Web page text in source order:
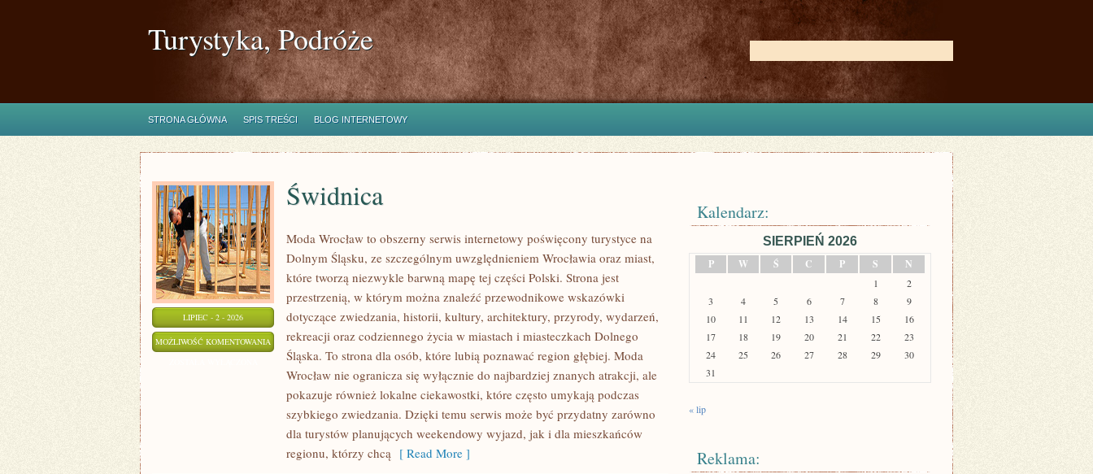
Turystyka, Podróże
STRONA GŁÓWNA SPIS TREŚCI BLOG INTERNETOWY
LIPIEC - 2 - 2026
MOŻLIWOŚĆ KOMENTOWANIA ŚWIDNICA
Świdnica
Moda Wrocław to obszerny serwis internetowy poświęcony turystyce na
Dolnym Śląsku, ze szczególnym uwzględnieniem Wrocławia oraz miast,
które tworzą niezwykle barwną mapę tej części Polski. Strona jest
przestrzenią, w którym można znaleźć przewodnikowe wskazówki
dotyczące zwiedzania, historii, kultury, architektury, przyrody, wydarzeń,
rekreacji oraz codziennego życia w miastach i miasteczkach Dolnego
Śląska. To strona dla osób, które lubią poznawać region głębiej. Moda
Wrocław nie ogranicza się wyłącznie do najbardziej znanych atrakcji, ale
pokazuje również lokalne ciekawostki, które często umykają podczas
szybkiego zwiedzania. Dzięki temu serwis może być przydatny zarówno
dla turystów planujących weekendowy wyjazd, jak i dla mieszkańców
regionu, którzy chcą [ Read More ]
Kalendarz:
SIERPIEŃ 2026
P
W Ś C P S N
1
2
3
4 5 6 7 8
9
10
11 12 13 14 15
16
17
18 19 20 21 22
23
24
25 26 27 28 29
30
31
« lip
Reklama: